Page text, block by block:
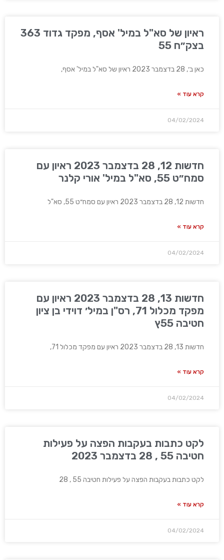
ראיון של סא"ל במיל' אסף, מפקד גדוד 363
בצק״ח 55
כאן ב׳, 28 בדצמבר 2023 ראיון של סא"ל במיל' אסף,
קרא עוד »
04/02/2024
חדשות 12, 28 בדצמבר 2023 ראיון עם
סמח״ט 55, סא"ל במיל' אורי קלנר
חדשות 12, 28 בדצמבר 2023 ראיון עם סמח״ט 55, סא"ל
קרא עוד »
04/02/2024
חדשות 13, 28 בדצמבר 2023 ראיון עם
מפקד מכלול 71, רס"ן במיל׳ דוידי בן ציון
חטיבה 55ץ
חדשות 13, 28 בדצמבר 2023 ראיון עם מפקד מכלול 71,
קרא עוד »
04/02/2024
לקט כתבות בעקבות הפצה על פעילות
חטיבה 55 , 28 בדצמבר 2023
לקט כתבות בעקבות הפצה על פעילות חטיבה 55 , 28
קרא עוד »
04/02/2024